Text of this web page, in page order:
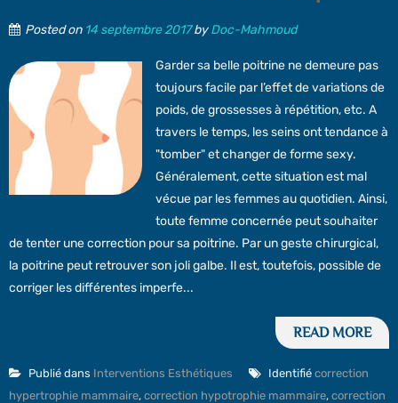
Posted on 14 septembre 2017byDoc-Mahmoud
Garder sa belle poitrine ne demeure pas
toujours facile par l’effet de variations de
poids, de grossesses à répétition, etc. A
travers le temps, les seins ont tendance à
"tomber" et changer de forme sexy.
Généralement, cette situation est mal
vécue par les femmes au quotidien. Ainsi,
toute femme concernée peut souhaiter
de tenter une correction pour sa poitrine. Par un geste chirurgical,
la poitrine peut retrouver son joli galbe. Il est, toutefois, possible de
corriger les différentes imperfe...
READ MORE
Publié dans Interventions Esthétiques Identifié correction
hypertrophie mammaire, correction hypotrophie mammaire, correction